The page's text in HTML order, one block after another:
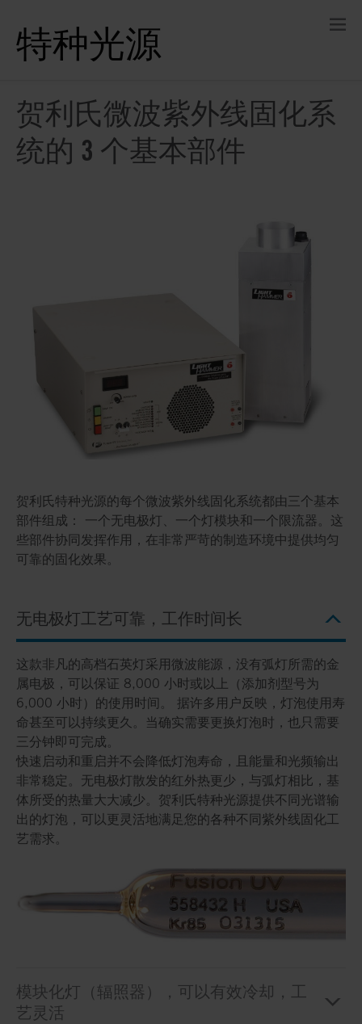
特种光源
贺利氏微波紫外线固化系
统的 3 个基本部件
贺利氏特种光源的每个微波紫外线固化系统都由三个基本
部件组成： 一个无电极灯、一个灯模块和一个限流器。这
些部件协同发挥作用，在非常严苛的制造环境中提供均匀
可靠的固化效果。
无电极灯工艺可靠，工作时间长
这款非凡的高档石英灯采用微波能源，没有弧灯所需的金
属电极，可以保证 8,000 小时或以上（添加剂型号为
6,000 小时）的使用时间。 据许多用户反映，灯泡使用寿
命甚至可以持续更久。当确实需要更换灯泡时，也只需要
三分钟即可完成。
快速启动和重启并不会降低灯泡寿命，且能量和光频输出
非常稳定。无电极灯散发的红外热更少，与弧灯相比，基
体所受的热量大大减少。贺利氏特种光源提供不同光谱输
出的灯泡，可以更灵活地满足您的各种不同紫外线固化工
艺需求。
模块化灯（辐照器），可以有效冷却，工
艺灵活